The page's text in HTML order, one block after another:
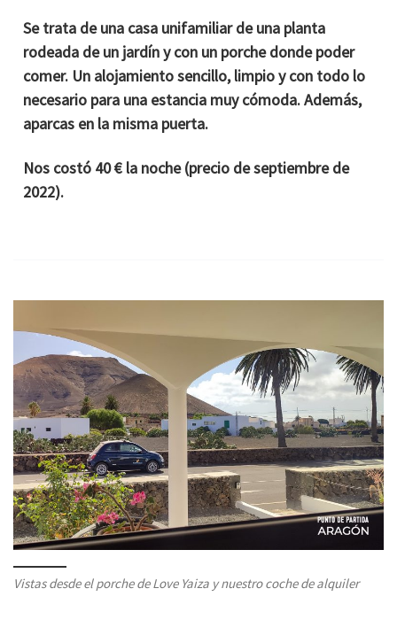
Se trata de una casa unifamiliar de una planta
rodeada de un jardín y con un porche donde poder
comer. Un alojamiento sencillo, limpio y con todo lo
necesario para una estancia muy cómoda. Además,
aparcas en la misma puerta.
Nos costó 40 € la noche (precio de septiembre de
2022).
Vistas desde el porche de Love Yaiza y nuestro coche de alquiler